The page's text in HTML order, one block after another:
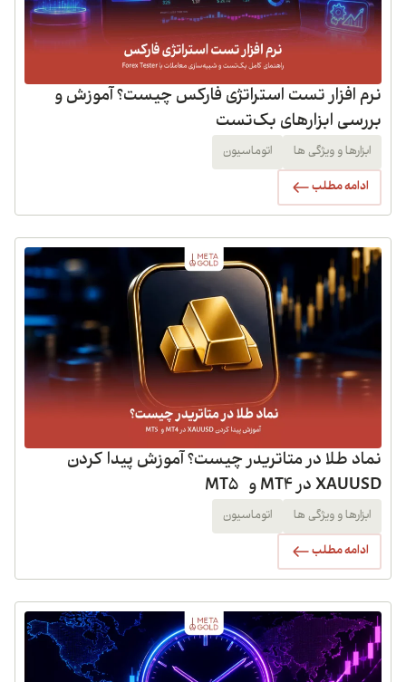
نرم افزار تست استراتژی فارکس چیست؟ آموزش و
بررسی ابزارهای بک‌تست
ابزارها و ویژگی ها اتوماسیون
ادامه مطلب
نماد طلا در متاتریدر چیست؟ آموزش پیدا کردن
XAUUSD در MT4 و MT5
ابزارها و ویژگی ها اتوماسیون
ادامه مطلب